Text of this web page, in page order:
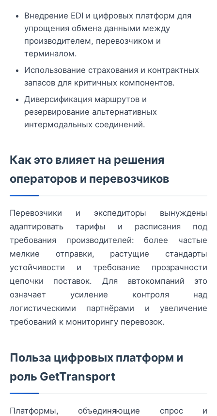
Внедрение EDI и цифровых платформ для
упрощения обмена данными между
производителем, перевозчиком и
терминалом.
Использование страхования и контрактных
запасов для критичных компонентов.
Диверсификация маршрутов и
резервирование альтернативных
интермодальных соединений.
Как это влияет на решения
операторов и перевозчиков
Перевозчики и экспедиторы вынуждены
адаптировать тарифы и расписания под
требования производителей: более частые
мелкие отправки, растущие стандарты
устойчивости и требование прозрачности
цепочки поставок. Для автокомпаний это
означает усиление контроля над
логистическими партнёрами и увеличение
требований к мониторингу перевозок.
Польза цифровых платформ и
роль GetTransport
Платформы, объединяющие спрос и